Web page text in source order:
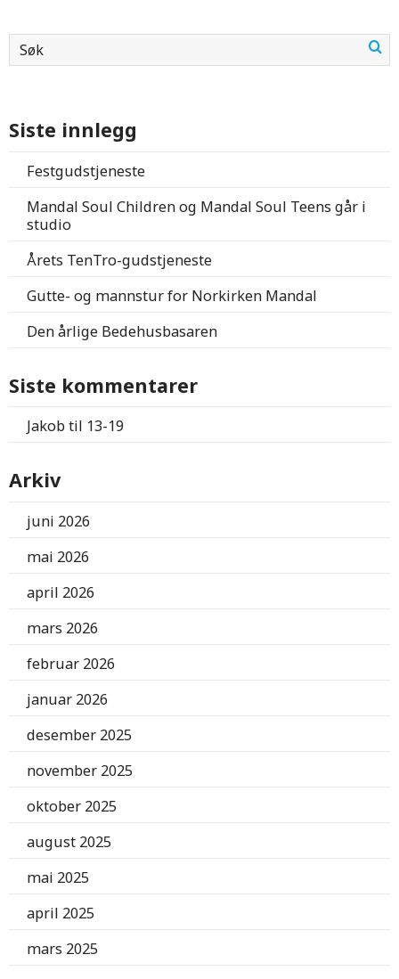
Siste innlegg
Festgudstjeneste
Mandal Soul Children og Mandal Soul Teens går i
studio
Årets TenTro-gudstjeneste
Gutte- og mannstur for Norkirken Mandal
Den årlige Bedehusbasaren
Siste kommentarer
Jakobtil 13-19
Arkiv
juni 2026
mai 2026
april 2026
mars 2026
februar 2026
januar 2026
desember 2025
november 2025
oktober 2025
august 2025
mai 2025
april 2025
mars 2025